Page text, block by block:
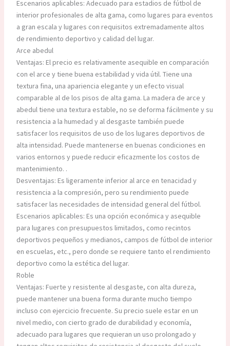
Escenarios aplicables: Adecuado para estadios de fútbol de
interior profesionales de alta gama, como lugares para eventos
a gran escala y lugares con requisitos extremadamente altos
de rendimiento deportivo y calidad del lugar.
Arce abedul
Ventajas: El precio es relativamente asequible en comparación
con el arce y tiene buena estabilidad y vida útil. Tiene una
textura fina, una apariencia elegante y un efecto visual
comparable al de los pisos de alta gama. La madera de arce y
abedul tiene una textura estable, no se deforma fácilmente y su
resistencia a la humedad y al desgaste también puede
satisfacer los requisitos de uso de los lugares deportivos de
alta intensidad. Puede mantenerse en buenas condiciones en
varios entornos y puede reducir eficazmente los costos de
mantenimiento. .
Desventajas: Es ligeramente inferior al arce en tenacidad y
resistencia a la compresión, pero su rendimiento puede
satisfacer las necesidades de intensidad general del fútbol.
Escenarios aplicables: Es una opción económica y asequible
para lugares con presupuestos limitados, como recintos
deportivos pequeños y medianos, campos de fútbol de interior
en escuelas, etc., pero donde se requiere tanto el rendimiento
deportivo como la estética del lugar.
Roble
Ventajas: Fuerte y resistente al desgaste, con alta dureza,
puede mantener una buena forma durante mucho tiempo
incluso con ejercicio frecuente. Su precio suele estar en un
nivel medio, con cierto grado de durabilidad y economía,
adecuado para lugares que requieran un uso prolongado y